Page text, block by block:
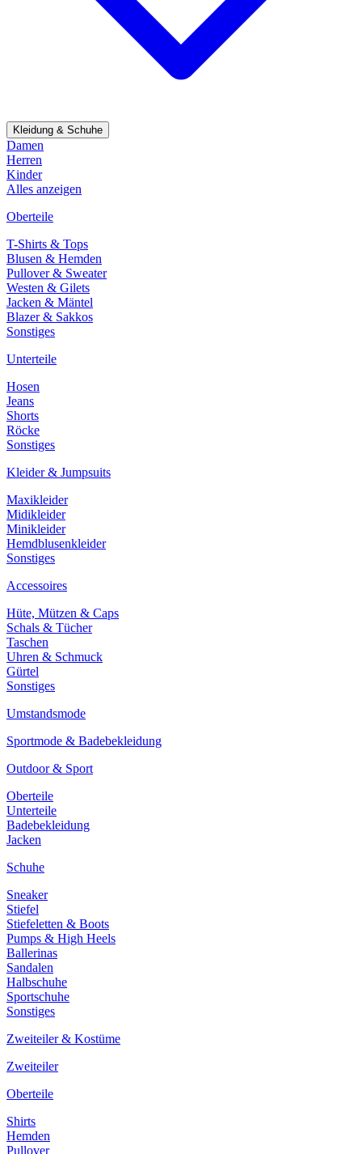
Kleidung & Schuhe
Damen
Herren
Kinder
Alles anzeigen
Oberteile
T-Shirts & Tops
Blusen & Hemden
Pullover & Sweater
Westen & Gilets
Jacken & Mäntel
Blazer & Sakkos
Sonstiges
Unterteile
Hosen
Jeans
Shorts
Röcke
Sonstiges
Kleider & Jumpsuits
Maxikleider
Midikleider
Minikleider
Hemdblusenkleider
Sonstiges
Accessoires
Hüte, Mützen & Caps
Schals & Tücher
Taschen
Uhren & Schmuck
Gürtel
Sonstiges
Umstandsmode
Sportmode & Badebekleidung
Outdoor & Sport
Oberteile
Unterteile
Badebekleidung
Jacken
Schuhe
Sneaker
Stiefel
Stiefeletten & Boots
Pumps & High Heels
Ballerinas
Sandalen
Halbschuhe
Sportschuhe
Sonstiges
Zweiteiler & Kostüme
Zweiteiler
Oberteile
Shirts
Hemden
Pullover